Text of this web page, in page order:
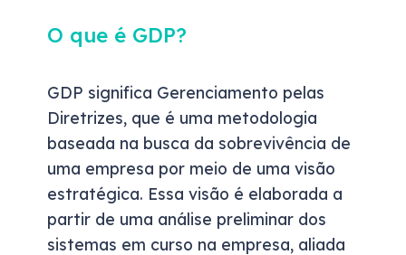
O que é GDP?
GDP significa Gerenciamento pelas
Diretrizes, que é uma metodologia
baseada na busca da sobrevivência de
uma empresa por meio de uma visão
estratégica. Essa visão é elaborada a
partir de uma análise preliminar dos
sistemas em curso na empresa, aliada